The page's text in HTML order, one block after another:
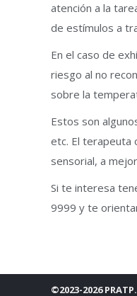
atención a la
de estímulos a
En el caso de
riesgo al no
sobre la
Estos son
etc. El terapeuta
sensorial, a
Si te interesa
9999 y te
©2023-2026